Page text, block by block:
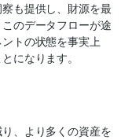
も提供し、財源を最
のデータフローが途
トの状態を事実上
になります。
、より多くの資産を